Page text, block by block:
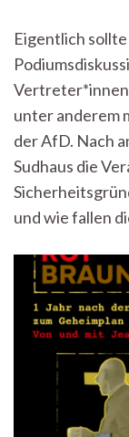
Eigentlich
unter anderem
der AfD. Nach
Sudhaus die
und wie fallen